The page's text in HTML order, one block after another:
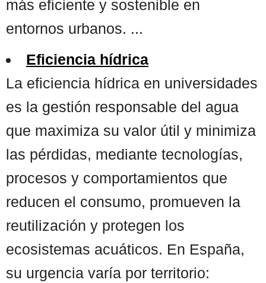
más eficiente y sostenible en
entornos urbanos. ...
Eficiencia hídrica
La eficiencia hídrica en universidades
es la gestión responsable del agua
que maximiza su valor útil y minimiza
las pérdidas, mediante tecnologías,
procesos y comportamientos que
reducen el consumo, promueven la
reutilización y protegen los
ecosistemas acuáticos. En España,
su urgencia varía por territorio: